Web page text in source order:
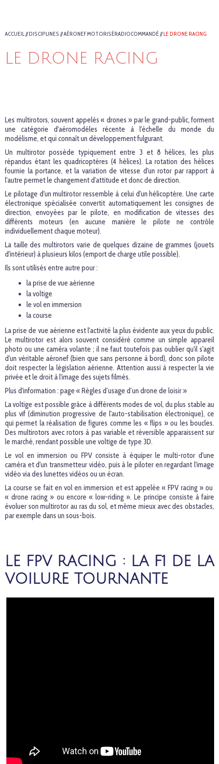
ACCUEIL//DISCIPLINES //AÉRONEF MOTORISÉRADIOCOMMANDÉ//LE DRONE RACING
LE DRONE RACING
Les multirotors, souvent appelés « drones » par le grand-public, forment
une catégorie d'aéromodèles récente à l'échelle du monde du
modélisme, et qui connaît un développement fulgurant.
Un multirotor possède typiquement entre 3 et 8 hélices, les plus
répandus étant les quadricoptères (4 hélices). La rotation des hélices
fournie la portance, et la variation de vitesse d'un rotor par rapport à
l'autre permet le changement d'attitude et donc de direction.
Le pilotage d'un multirotor ressemble à celui d'un hélicoptère. Une carte
électronique spécialisée convertit automatiquement les consignes de
direction, envoyées par le pilote, en modification de vitesses des
différents moteurs (en aucune manière le pilote ne contrôle
individuellement chaque moteur).
La taille des multirotors varie de quelques dizaine de grammes (jouets
d'intérieur) à plusieurs kilos (emport de charge utile possible).
Ils sont utilisés entre autre pour :
la prise de vue aérienne
la voltige
le vol en immersion
la course
La prise de vue aérienne est l'activité la plus évidente aux yeux du public.
Le multirotor est alors souvent considéré comme un simple appareil
photo ou une caméra volante ; il ne faut toutefois pas oublier qu'il s'agit
d'un véritable aéronef (bien que sans personne à bord), donc son pilote
doit respecter la législation aérienne. Attention aussi à respecter la vie
privée et le droit à l'image des sujets filmés.
Plus d'information : page « Règles d’usage d’un drone de loisir »
La voltige est possible grâce à différents modes de vol, du plus stable au
plus vif (diminution progressive de l'auto-stabilisation électronique), ce
qui permet la réalisation de figures comme les « flips » ou les boucles.
Des multirotors avec rotors à pas variable et réversible apparaissent sur
le marché, rendant possible une voltige de type 3D.
Le vol en immersion ou FPV consiste à équiper le multi-rotor d'une
caméra et d'un transmetteur vidéo, puis à le piloter en regardant l'image
vidéo via des lunettes vidéos ou un écran.
La course se fait en vol en immersion et est appelée « FPV racing » ou
« drone racing » ou encore « low-riding ». Le principe consiste à faire
évoluer son multirotor au ras du sol, et même mieux avec des obstacles,
par exemple dans un sous-bois.
LE FPV RACING : LA F1 DE LA
VOILURE TOURNANTE